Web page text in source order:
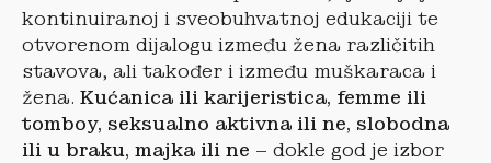
kontinuiranoj i sveobuhvatnoj edukaciji te
otvorenom dijalogu između žena različitih
stavova, ali također i između muškaraca i
žena. Kućanica ili karijeristica, femme ili
tomboy, seksualno aktivna ili ne, slobodna
ili u braku, majka ili ne – dokle god je izbor